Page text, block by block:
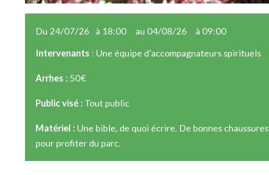
Du 24/07/26 à 18:00 au 04/08/26 à 09:00
Intervenants : Une équipe d’accompagnateurs spirituels
Arrhes : 50€
Public visé : Tout public
Matériel : Une bible, de quoi écrire. De bonnes chaussures
pour profiter du parc.